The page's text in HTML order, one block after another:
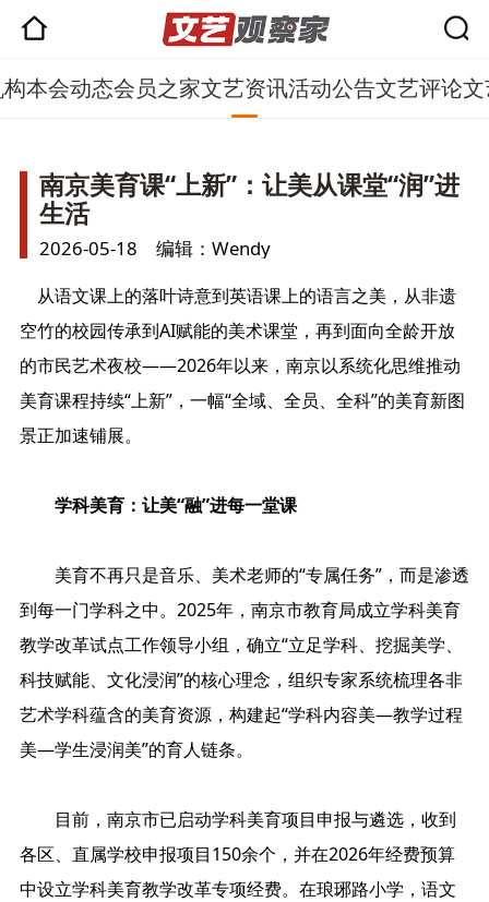
本会动态会员之家文艺资讯活动公告文艺评论
南京美育课“上新”：让美从课堂“润”进
生活
2026-05-18 编辑：Wendy
从语文课上的落叶诗意到英语课上的语言之美，从非遗
空竹的校园传承到AI赋能的美术课堂，再到面向全龄开放
的市民艺术夜校——2026年以来，南京以系统化思维推动
美育课程持续“上新”，一幅“全域、全员、全科”的美育新图
景正加速铺展。
学科美育：让美“融”进每一堂课
美育不再只是音乐、美术老师的“专属任务”，而是渗透
到每一门学科之中。2025年，南京市教育局成立学科美育
教学改革试点工作领导小组，确立“立足学科、挖掘美学、
科技赋能、文化浸润”的核心理念，组织专家系统梳理各非
艺术学科蕴含的美育资源，构建起“学科内容美—教学过程
美—学生浸润美”的育人链条。
目前，南京市已启动学科美育项目申报与遴选，收到
各区、直属学校申报项目150余个，并在2026年经费预算
中设立学科美育教学改革专项经费。在琅琊路小学，语文